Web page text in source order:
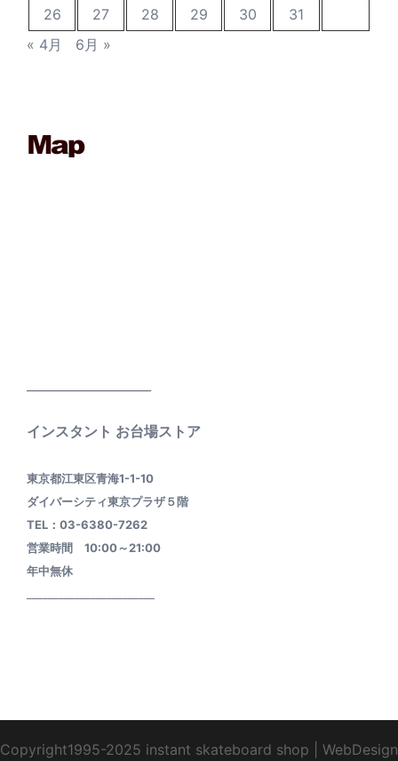
26
27 28 29 30
31
« 4月
6月 »
インスタント お台場ストア
東京都江東区青海1-1-10
ダイバーシティ東京プラザ５階
TEL：03-6380-7262
営業時間 10:00～21:00
年中無休
Copyright1995-2025 instant skateboard shop WebDesign